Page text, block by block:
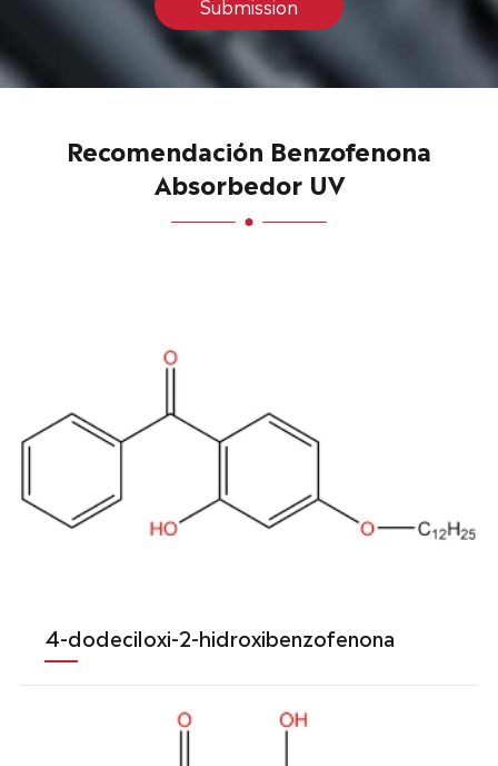
Submission
Recomendación Benzofenona
Absorbedor UV
4-dodeciloxi-2-hidroxibenzofenona